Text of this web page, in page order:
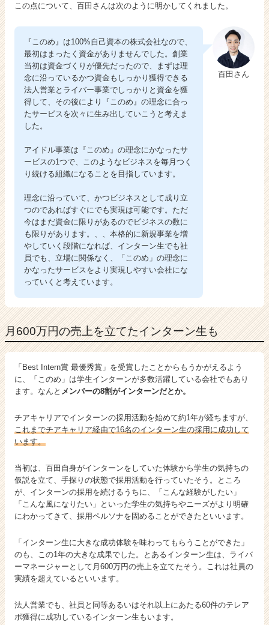
この点について、百田さんは次のように明かしてくれました。
百田さん
『このめ』は100%自己資本の株式会社なので、
最初はまったく資金がありませんでした。創業
当初は資金づくりが優先だったので、まずは理
念に沿っているかつ資金もしっかり獲得できる
法人営業とライバー事業でしっかりと資金を獲
得して、その後により『このめ』の理念に合っ
たサービスを次々に生み出していこうと考えま
した。
アイドル事業は『このめ』の理念にかなったサ
ービスの1つで、このようなビジネスを毎月つく
り続ける組織になることを目指しています。
理念に沿っていて、かつビジネスとして成り立
つのであればすぐにでも実現は可能です。ただ
今はまだ資金に限りがあるのでビジネスの数に
も限りがあります。、、本格的に新規事業を増
やしていく段階になれば、インターン生でも社
員でも、立場に関係なく、「このめ」の理念に
かなったサービスをより実現しやすい会社にな
っていくと考えています。
月600万円の売上を立てたインターン生も
「Best Intern賞 最優秀賞」を受賞したことからもうかがえるよう
に、「このめ」は学生インターンが多数活躍している会社でもあり
ます。なんと メンバーの8割がインターンだとか。
チアキャリアでインターンの採用活動を始めて約1年が経ちますが、
これまでチアキャリア経由で16名のインターン生の採用に成功して
います。
当初は、百田自身がインターンをしていた体験から学生の気持ちの
仮説を立て、手探りの状態で採用活動を行っていたそう。ところ
が、インターンの採用を続けるうちに、「こんな経験がしたい」
「こんな風になりたい」といった学生の気持ちやニーズがより明確
にわかってきて、採用ペルソナを固めることができたといいます。
「インターン生に大きな成功体験を味わってもらうことができた」
のも、この1年の大きな成果でした。とあるインターン生は、ライバ
ーマネージャーとして月600万円の売上を立てたそう。これは社員の
実績を超えているといいます。
法人営業でも、社員と同等あるいはそれ以上にあたる60件のテレア
ポ獲得に成功しているインターン生もいます。